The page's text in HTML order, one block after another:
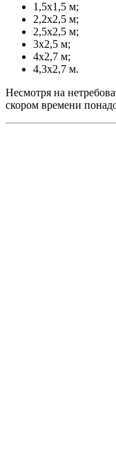
1,5х1,5 м;
2,2х2,5 м;
2,5х2,5 м;
3х2,5 м;
4х2,7 м;
4,3х2,7 м.
Несмотря на
скором времени